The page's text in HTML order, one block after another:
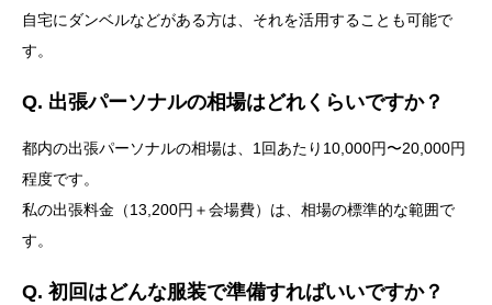
自宅にダンベルなどがある方は、それを活用することも可能で
す。
Q. 出張パーソナルの相場はどれくらいですか？
都内の出張パーソナルの相場は、1回あたり10,000円〜20,000円
程度です。
私の出張料金（13,200円＋会場費）は、相場の標準的な範囲で
す。
Q. 初回はどんな服装で準備すればいいですか？